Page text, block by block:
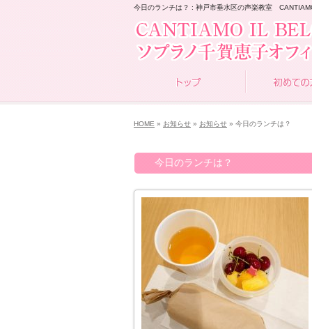
今日のランチは？ : 神戸市垂水区の声楽教室
HOME » お知らせ » お知らせ » 今日のランチは？
今日のランチは？